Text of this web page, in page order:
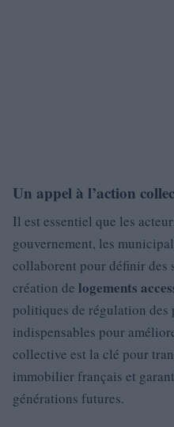
Un appel à l’action
Il est essentiel que les
gouvernement, les
collaborent pour définir des
création de logements
politiques de régulation
indispensables pour
collective est la clé pour
immobilier français et
générations futures.